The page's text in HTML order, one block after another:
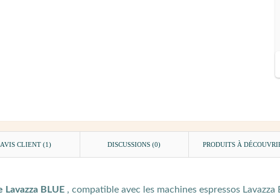
AVIS CLIENT(1) DISCUSSIONS (0) PRODUITS À
Lavazza BLUE , compatible avec les machines espressos Lavazza